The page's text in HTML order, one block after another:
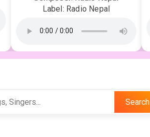
Label: Radio Nepal
Search